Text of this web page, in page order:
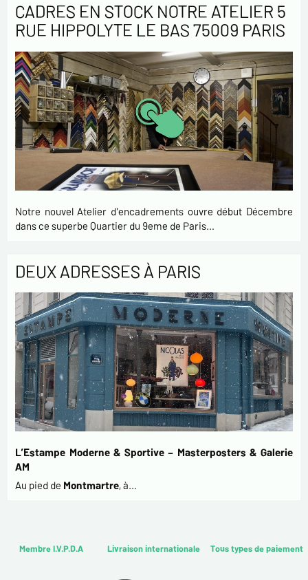
CADRES EN STOCK NOTRE ATELIER 5
RUE HIPPOLYTE LE BAS 75009 PARIS
Notre nouvel Atelier d'encadrements ouvre début Décembre
dans ce superbe Quartier du 9eme de Paris…
DEUX ADRESSES À PARIS
L’Estampe Moderne & Sportive – Masterposters & Galerie
AM
Au pied de Montmartre, à…
Membre I.V.P.D.A Livraison internationale Tous types de paiement